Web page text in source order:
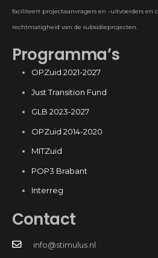
faciliteert projectaanvragers en -uitvoerders en
rechtmatigheid van de subsidieprojecten.
Programma’s
OPZuid 2021-2027
Just Transition Fund
GLB 2023-2027
OPZuid 2014-2020
MITZuid
POP3 Brabant
Interreg
Contact
info@stimulus.nl